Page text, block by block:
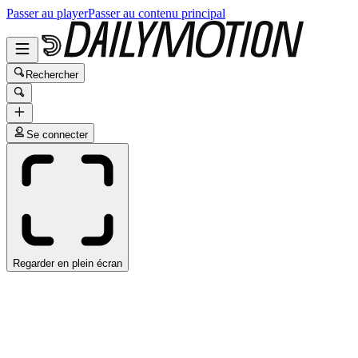
Passer au playerPasser au contenu principal
Rechercher
Se connecter
Regarder en plein écran